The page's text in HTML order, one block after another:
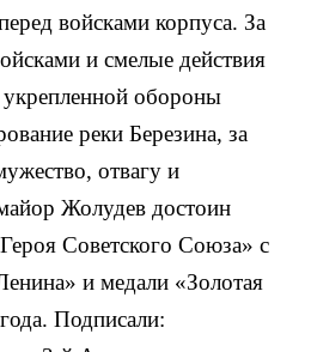
войсками корпуса. За
и смелые действия
обороны
реки Березина, за
отвагу и
Жолудев достоин
Советского Союза» с
и медали «Золотая
Подписали: